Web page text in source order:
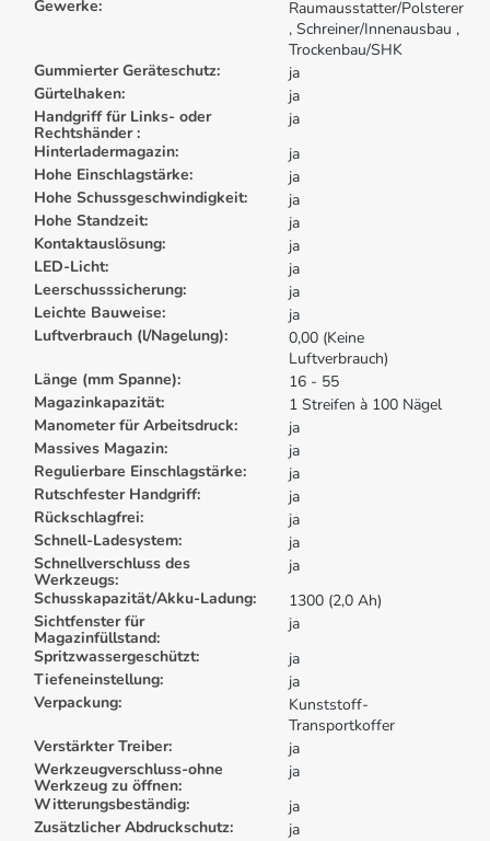
Gewerke:
Raumausstatter/Polsterer
, Schreiner/Innenausbau ,
Trockenbau/SHK
Gummierter Geräteschutz:
ja
Gürtelhaken:
ja
Handgriff für Links- oder
Rechtshänder :
ja
Hinterladermagazin:
ja
Hohe Einschlagstärke:
ja
Hohe Schussgeschwindigkeit:
ja
Hohe Standzeit:
ja
Kontaktauslösung:
ja
LED-Licht:
ja
Leerschusssicherung:
ja
Leichte Bauweise:
ja
Luftverbrauch (l/Nagelung):
0,00 (Keine
Luftverbrauch)
Länge (mm Spanne):
16 - 55
Magazinkapazität:
1 Streifen à 100 Nägel
Manometer für Arbeitsdruck:
ja
Massives Magazin:
ja
Regulierbare Einschlagstärke:
ja
Rutschfester Handgriff:
ja
Rückschlagfrei:
ja
Schnell-Ladesystem:
ja
Schnellverschluss des
Werkzeugs:
ja
Schusskapazität/Akku-Ladung:
1300 (2,0 Ah)
Sichtfenster für
Magazinfüllstand:
ja
Spritzwassergeschützt:
ja
Tiefeneinstellung:
ja
Verpackung:
Kunststoff-
Transportkoffer
Verstärkter Treiber:
ja
Werkzeugverschluss-ohne
Werkzeug zu öffnen:
ja
Witterungsbeständig:
ja
Zusätzlicher Abdruckschutz:
ja